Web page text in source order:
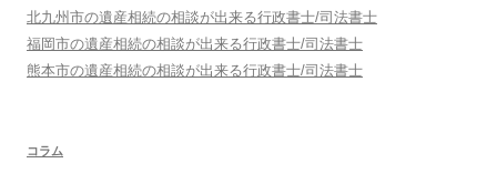
北九州市の遺産相続の相談が出来る行政書士/司法書士
福岡市の遺産相続の相談が出来る行政書士/司法書士
熊本市の遺産相続の相談が出来る行政書士/司法書士
コラム